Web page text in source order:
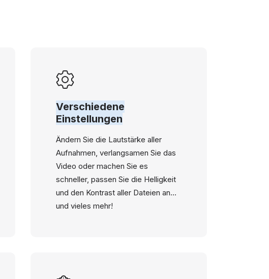
Verschiedene
Einstellungen
Ändern Sie die Lautstärke aller
Aufnahmen, verlangsamen Sie das
Video oder machen Sie es
schneller, passen Sie die Helligkeit
und den Kontrast aller Dateien an...
und vieles mehr!